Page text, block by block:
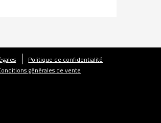
Politique de confidentialité
générales de vente